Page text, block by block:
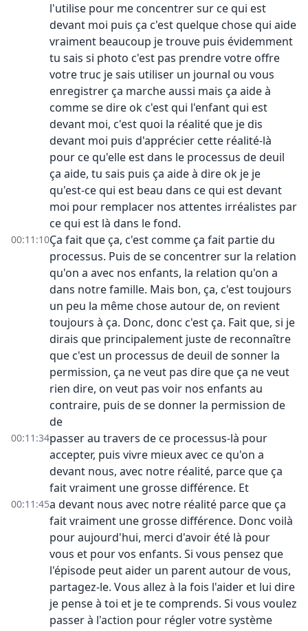
l'utilise pour me concentrer sur ce qui est
devant moi puis ça c'est quelque chose qui aide
vraiment beaucoup je trouve puis évidemment
tu sais si photo c'est pas prendre votre offre
votre truc je sais utiliser un journal ou vous
enregistrer ça marche aussi mais ça aide à
comme se dire ok c'est qui l'enfant qui est
devant moi, c'est quoi la réalité que je dis
devant moi puis d'apprécier cette réalité-là
pour ce qu'elle est dans le processus de deuil
ça aide, tu sais puis ça aide à dire ok je je
qu'est-ce qui est beau dans ce qui est devant
moi pour remplacer nos attentes irréalistes par
ce qui est là dans le fond.
00:11:10Ça fait que ça, c'est comme ça fait partie du
processus. Puis de se concentrer sur la relation
qu'on a avec nos enfants, la relation qu'on a
dans notre famille. Mais bon, ça, c'est toujours
un peu la même chose autour de, on revient
toujours à ça. Donc, donc c'est ça. Fait que, si je
dirais que principalement juste de reconnaître
que c'est un processus de deuil de sonner la
permission, ça ne veut pas dire que ça ne veut
rien dire, on veut pas voir nos enfants au
contraire, puis de se donner la permission de
de
00:11:34passer au travers de ce processus-là pour
accepter, puis vivre mieux avec ce qu'on a
devant nous, avec notre réalité, parce que ça
fait vraiment une grosse différence. Et
00:11:45a devant nous avec notre réalité parce que ça
fait vraiment une grosse différence. Donc voilà
pour aujourd'hui, merci d'avoir été là pour
vous et pour vos enfants. Si vous pensez que
l'épisode peut aider un parent autour de vous,
partagez-le. Vous allez à la fois l'aider et lui dire
je pense à toi et je te comprends. Si vous voulez
passer à l'action pour régler votre système